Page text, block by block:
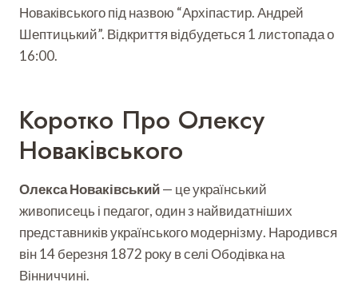
Новаківського під назвою “Архіпастир. Андрей
Шептицький”. Відкриття відбудеться 1 листопада о
16:00.
Коротко Про Олексу
Новаківського
Олекса Новаківський— це український
живописець і педагог, один з найвидатніших
представників українського модернізму. Народився
він 14 березня 1872 року в селі Ободівка на
Вінниччині.